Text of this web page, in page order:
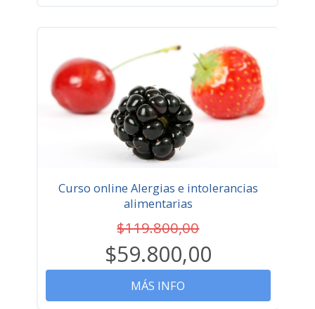
Curso online Alergias e intolerancias
alimentarias
$119.800,00
$59.800,00
MÁS INFO